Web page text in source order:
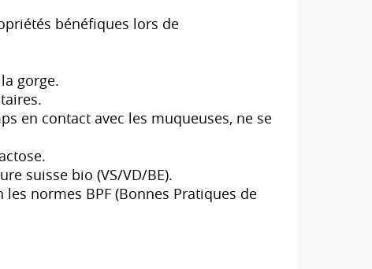
bénéfiques lors de
gorge.
en contact avec les muqueuses, ne se
suisse bio (VS/VD/BE).
normes BPF (Bonnes Pratiques de